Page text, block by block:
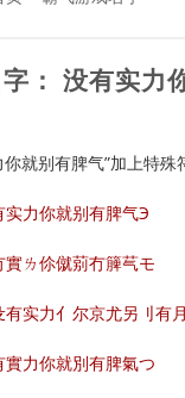
： 没有实力
就别有脾气”加上特殊
力你就别有脾气Э
實ㄌ伱僦莂冇簲芞モ
有实力亻尔京尤另刂有
實力你就別有脾氣つ